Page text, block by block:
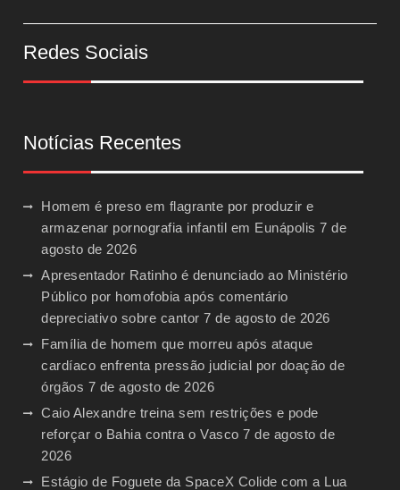
Redes Sociais
Notícias Recentes
Homem é preso em flagrante por produzir e
armazenar pornografia infantil em Eunápolis 7 de
agosto de 2026
Apresentador Ratinho é denunciado ao Ministério
Público por homofobia após comentário
depreciativo sobre cantor 7 de agosto de 2026
Família de homem que morreu após ataque
cardíaco enfrenta pressão judicial por doação de
órgãos 7 de agosto de 2026
Caio Alexandre treina sem restrições e pode
reforçar o Bahia contra o Vasco 7 de agosto de
2026
Estágio de Foguete da SpaceX Colide com a Lua